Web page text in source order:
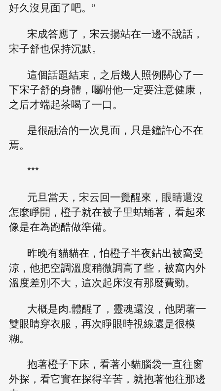
好久沒見面了吧。”
宋成答應了，宋云揚站在一邊不說話，
宋子舒也保持沉默。
這個話題結束，之后幾人照例關心了一
下宋子舒的身體，囑咐他一定要注意健康，
之后才端起茶喝了一口。
是很融洽的一次見面，只是鐘許心不在
焉。
***
元旦當天，宋云回一覺醒來，眼睛還沒
怎麼睜開，橙子就在被子里蛄蛹著，看起來
像是在為跑酷做準備。
昨晚有貓貓在，怕橙子半夜鉆出被窩受
涼，他把空調溫度稍微調高了些，被窩內外
溫度差別不大，這次起床沒有那麼費勁。
大概是肉.體醒了，靈魂還沒，他閉著一
雙眼睛穿衣服，再次睜眼時視線還是很模
糊。
抱著橙子下床，看著小貓腦袋一直往窗
外探，看它實在探得辛苦，就抱著他往那邊